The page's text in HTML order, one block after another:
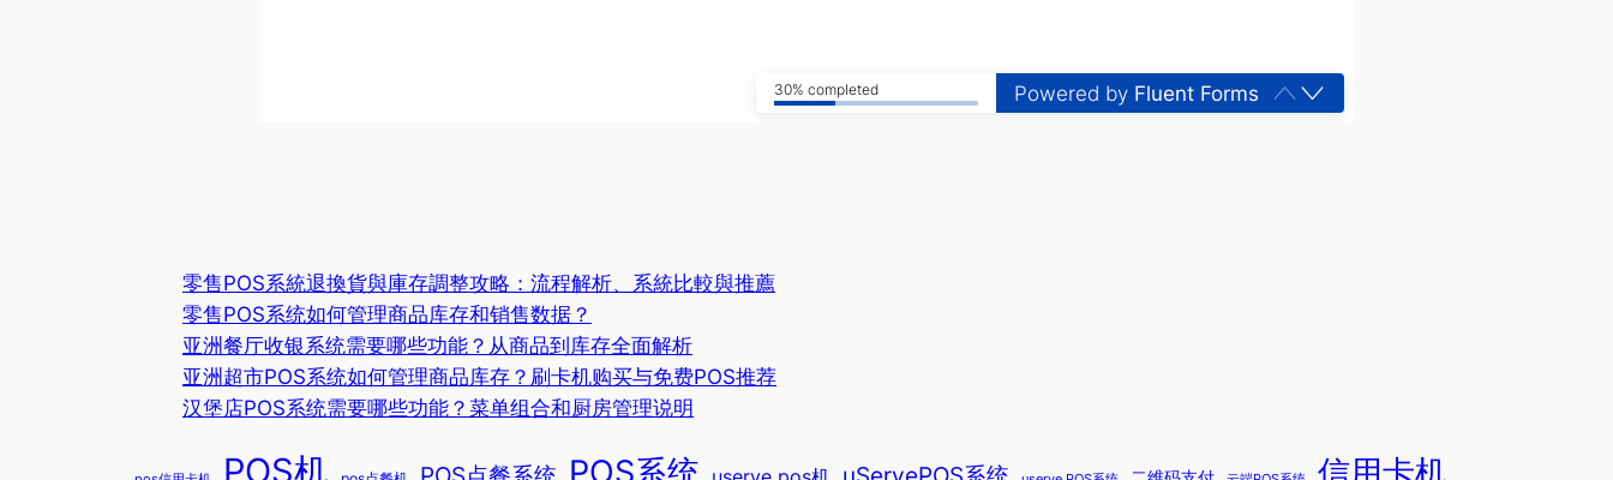
30% completed Powered by Fluent Forms
零售POS系統退換貨與庫存調整攻略：流程解析、系統比較與推薦
零售POS系统如何管理商品库存和销售数据？
亚洲餐厅收银系统需要哪些功能？从商品到库存全面解析
亚洲超市POS系统如何管理商品库存？刷卡机购买与免费POS推荐
汉堡店POS系统需要哪些功能？菜单组合和厨房管理说明
POS机 POS系统 信用卡机